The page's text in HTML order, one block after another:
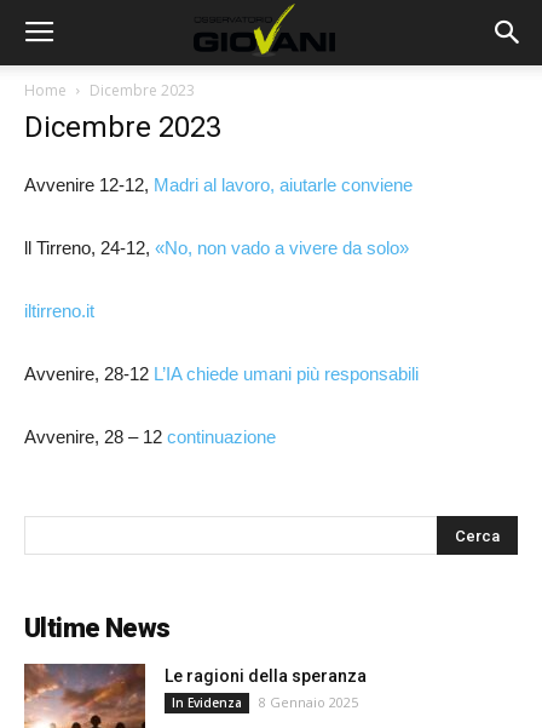
Home Dicembre 2023
Dicembre 2023
Avvenire 12-12, Madri al lavoro, aiutarle conviene
ll Tirreno, 24-12, «No, non vado a vivere da solo»
iltirreno.it
Avvenire, 28-12 L’IA chiede umani più responsabili
Avvenire, 28 – 12 continuazione
Ultime News
Le ragioni della speranza
In Evidenza 8 Gennaio 2025